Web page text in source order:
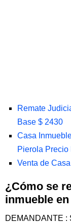
Remate
Base $ 2430
Casa
Pierola Precio
Venta de
¿Cómo se
inmueble
DEMANDANTE :